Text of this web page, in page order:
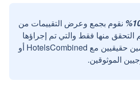
نقوم بجمع وعرض التقييمات من
التحقق منها فقط والتي تم إجراؤها
بواسطة مستخدمين حقيقيين مع HotelsCombined أو
الموثوقين.